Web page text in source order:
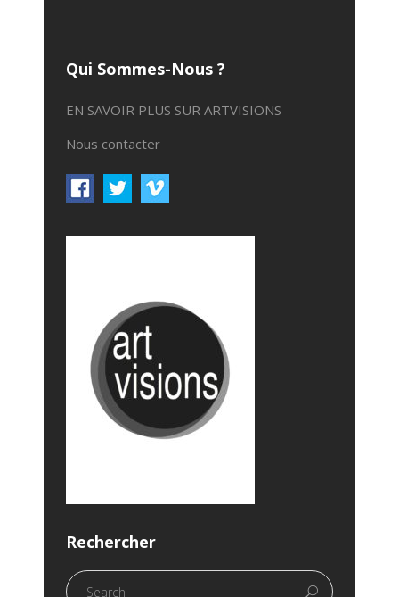
Qui Sommes-Nous ?
EN SAVOIR PLUS SUR ARTVISIONS
Nous contacter
Rechercher